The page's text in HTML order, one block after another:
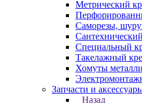
Метрический
Саморезы,
Специальный
Такелажный
Хомуты
Запчасти и
Назад